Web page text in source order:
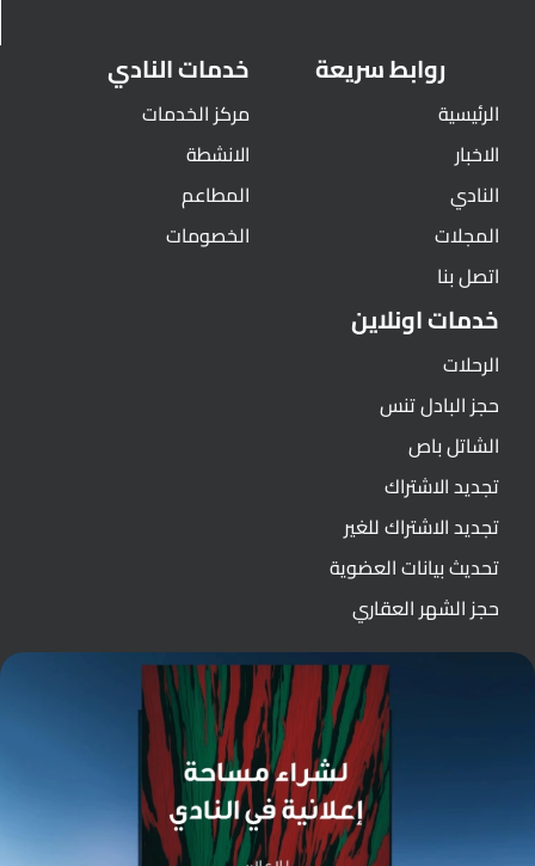
روابط سريعة
الرئيسية
الاخبار
النادي
المجلات
اتصل بنا
خدمات النادي
مركز الخدمات
الانشطة
المطاعم
الخصومات
خدمات اونلاين
الرحلات
حجز البادل تنس
الشاتل باص
تجديد الاشتراك
تجديد الاشتراك للغير
تحديث بيانات العضوية
حجز الشهر العقاري